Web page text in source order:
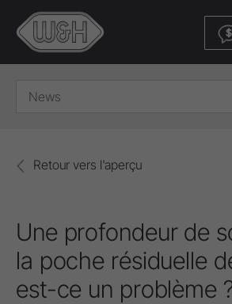
$
News
Retour vers l'aperçu
Une profondeur de
la poche résiduelle
est-ce un problème